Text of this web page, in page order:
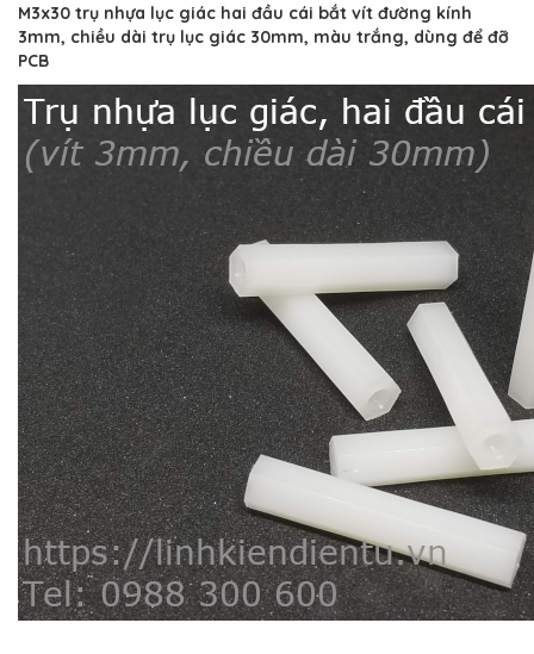
M3x30 trụ nhựa lục giác hai đầu cái bắt vít đường kính
3mm, chiều dài trụ lục giác 30mm, màu trắng, dùng để đỡ
PCB